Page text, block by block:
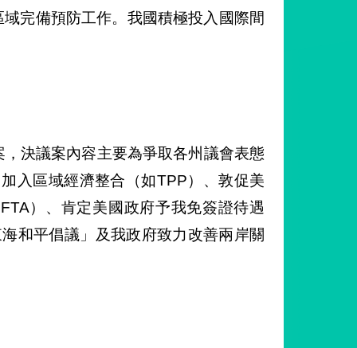
完備預防工作。我國積極投入國際間
決議案內容主要為爭取各州議會表態
入區域經濟整合（如TPP）、敦促美
）、肯定美國政府予我免簽證待遇
和平倡議」及我政府致力改善兩岸關